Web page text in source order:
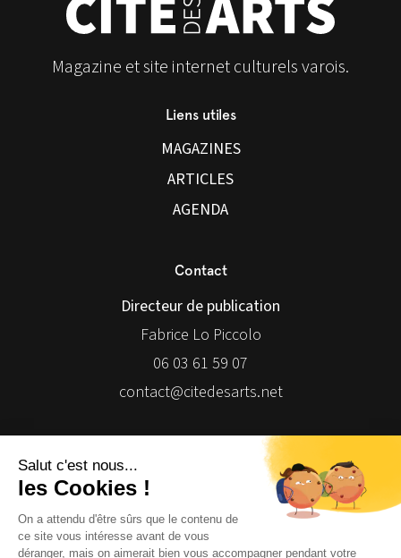
Magazine et site internet culturels varois.
Liens utiles
MAGAZINES
ARTICLES
AGENDA
Contact
Directeur de publication
Fabrice Lo Piccolo
06 03 61 59 07
contact@citedesarts.net